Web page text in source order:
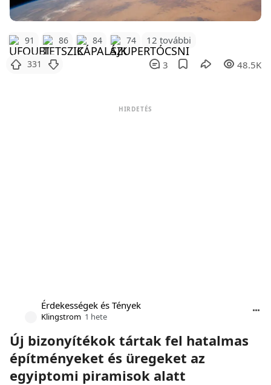
91 86 84 74 12 további
331 3 48.5K
HIRDETÉS
Érdekességek és Tények
Klingstrom 1 hete
Új bizonyítékok tártak fel hatalmas
építményeket és üregeket az
egyiptomi piramisok alatt